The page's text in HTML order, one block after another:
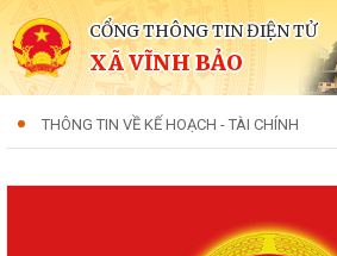
CỔNG THÔNG TIN ĐIỆN TỬ
XÃ VĨNH BẢO
THÔNG TIN VỀ KẾ HOẠCH - TÀI CHÍNH